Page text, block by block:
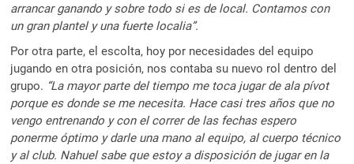
arrancar ganando y sobre todo si es de local. Contamos con
un gran plantel y una fuerte localia”.
Por otra parte, el escolta, hoy por necesidades del equipo
jugando en otra posición, nos contaba su nuevo rol dentro del
grupo. “La mayor parte del tiempo me toca jugar de ala pívot
porque es donde se me necesita. Hace casi tres años que no
vengo entrenando y con el correr de las fechas espero
ponerme óptimo y darle una mano al equipo, al cuerpo técnico
y al club. Nahuel sabe que estoy a disposición de jugar en la